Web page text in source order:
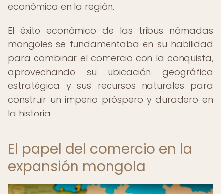
económica en la región.
El éxito económico de las tribus nómadas
mongoles se fundamentaba en su habilidad
para combinar el comercio con la conquista,
aprovechando su ubicación geográfica
estratégica y sus recursos naturales para
construir un imperio próspero y duradero en
la historia.
El papel del comercio en la
expansión mongola